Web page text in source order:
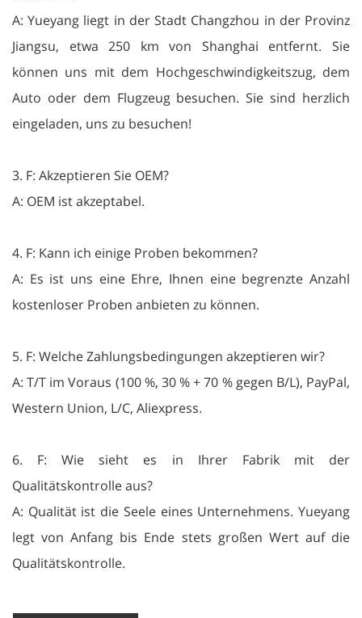
A: Yueyang liegt in der Stadt Changzhou in der Provinz
Jiangsu, etwa 250 km von Shanghai entfernt. Sie
können uns mit dem Hochgeschwindigkeitszug, dem
Auto oder dem Flugzeug besuchen. Sie sind herzlich
eingeladen, uns zu besuchen!
3. F: Akzeptieren Sie OEM?
A: OEM ist akzeptabel.
4. F: Kann ich einige Proben bekommen?
A: Es ist uns eine Ehre, Ihnen eine begrenzte Anzahl
kostenloser Proben anbieten zu können.
5. F: Welche Zahlungsbedingungen akzeptieren wir?
A: T/T im Voraus (100 %, 30 % + 70 % gegen B/L), PayPal,
Western Union, L/C, Aliexpress.
6. F: Wie sieht es in Ihrer Fabrik mit der
Qualitätskontrolle aus?
A: Qualität ist die Seele eines Unternehmens. Yueyang
legt von Anfang bis Ende stets großen Wert auf die
Qualitätskontrolle.